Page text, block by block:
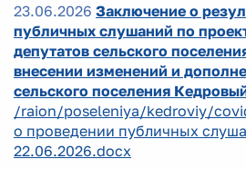
23.06.2026 Заключение о
публичных слушаний по
депутатов сельского
внесении изменений и
сельского поселения
/raion/poseleniya/kedroviy/
о проведении публичных
22.06.2026.docx